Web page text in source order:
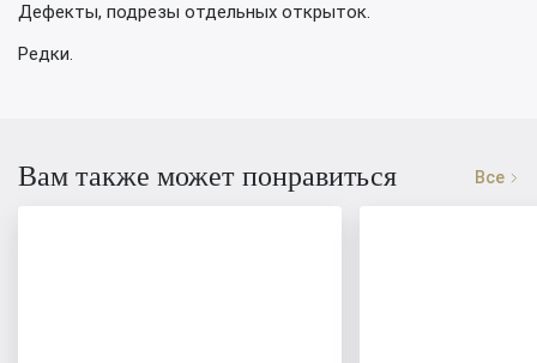
Дефекты, подрезы отдельных открыток.
Редки.
Вам также может понравиться Все